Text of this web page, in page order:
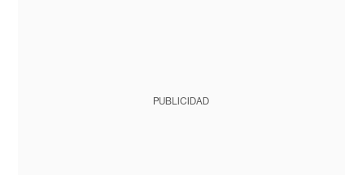
PUBLICIDAD